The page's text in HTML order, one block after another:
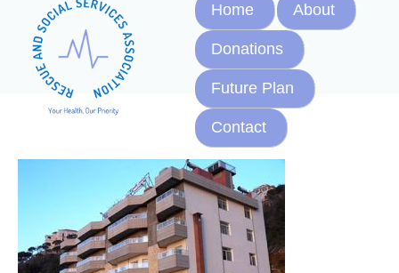
Home About
Donations
Future Plan
Contact